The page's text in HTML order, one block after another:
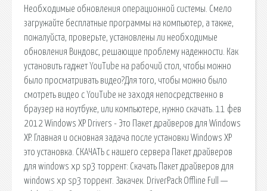
Необходимые обновления операционной системы. Смело
загружайте бесплатные программы на компьютер, а также,
пожалуйста, проверьте, установлены ли необходимые
обновления Виндовс, решающие проблему надежности. Как
установить гаджет YouTube на рабочий стол, чтобы можно
было просматривать видео?Для того, чтобы можно было
смотреть видео с YouTube не заходя непосредственно в
браузер на ноутбуке, или компьютере, нужно скачать. 11 фев
2012 Windows XP Drivers - Это Пакет драйверов для Windows
XP. Главная и основная задача после установки Windows XP
это установка. СКАЧАТЬ с нашего сервера Пакет драйверов
для windows xp sp3 торрент: Скачать Пакет драйверов для
windows xp sp3 торрент. Закачек. DriverPack Offline Full —